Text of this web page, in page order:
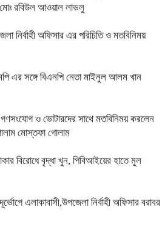
রবিউল আওয়াল লাভলু
নির্বাহী অফিসার এর পরিচিতি ও মতবিনিময়
এর সঙ্গে বিএনপি নেতা মাইনুল আলম খান
ও ভোটারদের সাথে মতবিনিময় করলেন
মোস্তফা গোলাম
বিরোধে বৃদ্ধা খুন, পিবিআইয়ের হাতে মূল
এলাকাবাসী,উপজেলা নির্বাহী অফিসার বরাবর